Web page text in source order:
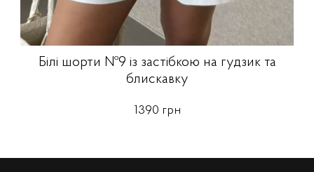
Білі шорти №9 із застібкою на гудзик та
блискавку
1390 грн